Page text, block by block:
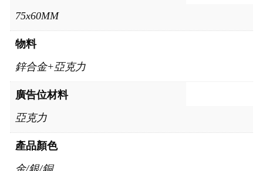
75x60MM
物料
鋅合金+亞克力
廣告位材料
亞克力
產品顏色